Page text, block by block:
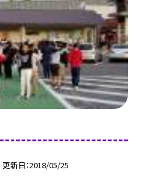
更新日 2018/05/25